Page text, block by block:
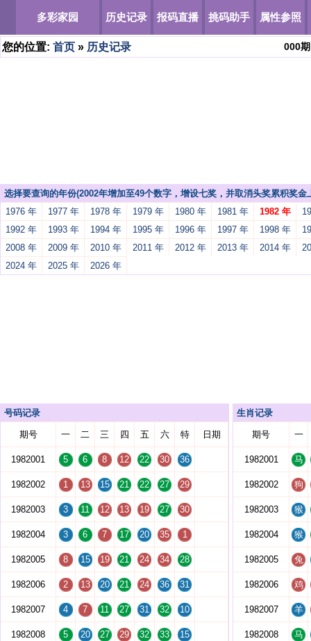
多彩家园 历史记录 报码直播 挑码助手 属性参照
您的位置: 首页 » 历史记录 000期
选择要查询的年份(2002年增加至49个数字，增设七奖，并取消头奖累积奖
1976 年
1977 年 1978 年 1979 年 1980 年 1981 年 1982 年
1992 年
1993 年 1994 年 1995 年 1996 年 1997 年 1998 年
2008 年
2009 年 2010 年 2011 年 2012 年 2013 年 2014 年
2024 年
2025 年 2026 年
号码记录
期号 一 二 三 四 五 六 特 日期
1982001 5 6 8 12 22 30 36
1982002 1 13 15 21 22 27 29
1982003 3 11 12 13 19 27 30
1982004 3 6 7 17 20 35 1
1982005 8 15 19 21 24 34 28
1982006 2 13 20 21 24 36 31
1982007 4 7 11 27 31 32 10
1982008 5 20 27 29 32 33 15
生肖记录
期号 一
1982001 马
1982002 狗
1982003 猴
1982004 猴
1982005 兔
1982006 鸡
1982007 羊
1982008 马